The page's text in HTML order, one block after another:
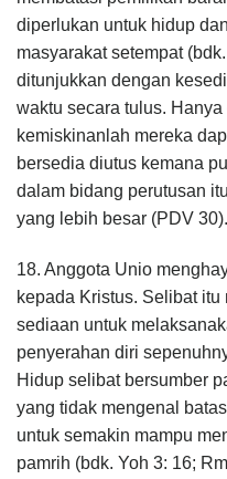
diperlukan untuk hidup
masyarakat setempat
ditunjukkan dengan
waktu secara tulus.
kemiskinanlah mereka
bersedia diutus kemana
dalam bidang perutusan
yang lebih besar (PDV 30).
18. Anggota Unio
kepada Kristus. Selibat
sediaan untuk
penyerahan diri
Hidup selibat bersumber
yang tidak mengenal
untuk semakin mampu
pamrih (bdk. Yoh 3: 16;